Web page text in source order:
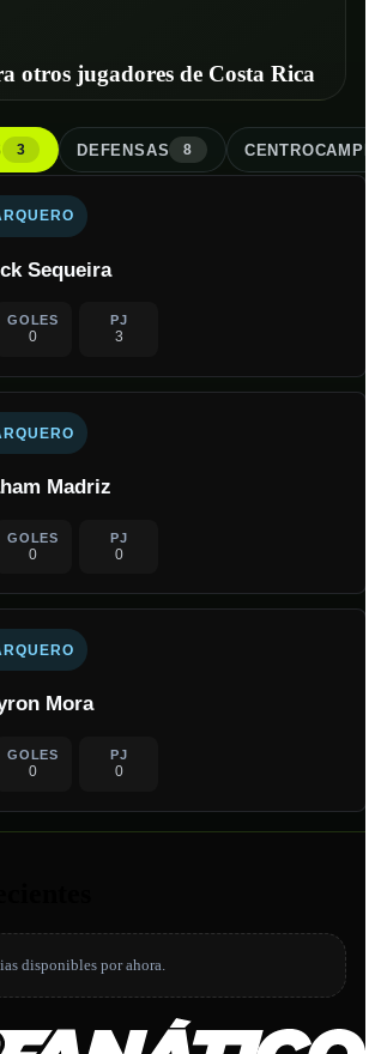
otros jugadores de Costa Rica
3 DEFENSAS 8
Sequeira
GOLES
0
PJ
3
Madriz
GOLES
0
PJ
0
Mora
GOLES
0
PJ
0
disponibles por ahora.